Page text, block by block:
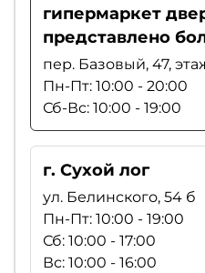
гипермаркет
представлено
пер. Базовый, 47,
Пн-Пт: 10:00 - 20:00
Сб-Вс: 10:00 - 19:00
г. Сухой лог
ул. Белинского, 54 б
Пн-Пт: 10:00 - 19:00
Сб: 10:00 - 17:00
Вс: 10:00 - 16:00